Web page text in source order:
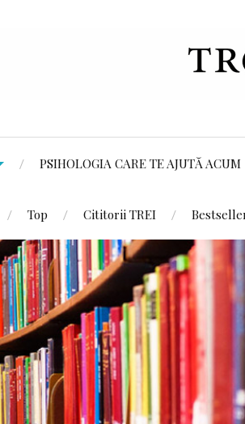
PSIHOLOGIA CARE TE AJUTĂ ACUM
Top Cititorii TREI